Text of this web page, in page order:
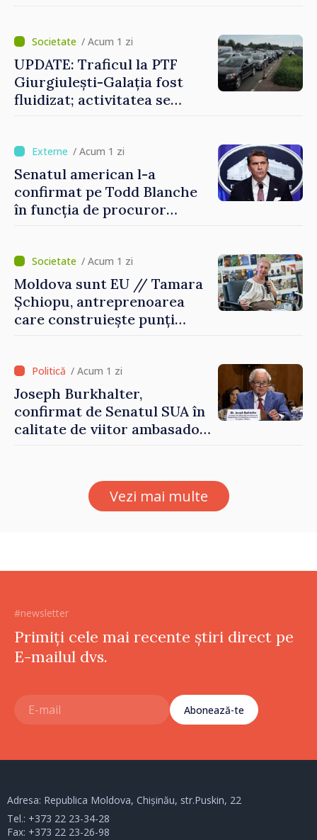
/ Acum 1 zi
UPDATE: Traficul la PTF
Giurgiulești-Galația fost
fluidizat; activitatea se
/ Acum 1 zi
Senatul american l-a
confirmat pe Todd Blanche
în funcția de procuror
/ Acum 1 zi
Moldova sunt EU // Tamara
Șchiopu, antreprenoarea
care construiește punți
/ Acum 1 zi
Joseph Burkhalter,
confirmat de Senatul SUA în
calitate de viitor ambasador
Vezi mai multe
#newsletter
Primiți cele mai recente știri direct pe
E-mailul dvs.
Abonează-te
Adresa: Republica Moldova, Chișinău, str.Puskin, 22
Tel.: +373 22 23-34-28
Fax: +373 22 23-26-98